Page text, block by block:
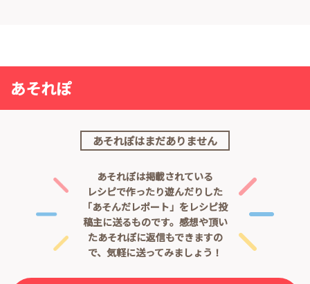
あそれぽ
あそれぽはまだありません
あそれぽは掲載されている
レシピで作ったり遊んだりした
「あそんだレポート」をレシピ投
稿主に送るものです。 感想や頂い
たあそれぽに返信もできますの
で、気軽に送ってみましょう！